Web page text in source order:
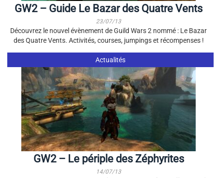
GW2 – Guide Le Bazar des Quatre Vents
23/07/13
Découvrez le nouvel évènement de Guild Wars 2 nommé : Le Bazar
des Quatre Vents. Activités, courses, jumpings et récompenses !
Actualités
GW2 – Le périple des Zéphyrites
14/07/13